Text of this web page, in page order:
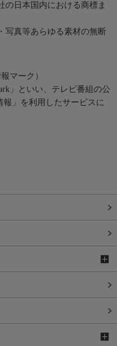
の日本国内における商標ま
写真等あらゆる素材の無断
マーク）
」といい、テレビ番組の公
報」を利用したサービスに